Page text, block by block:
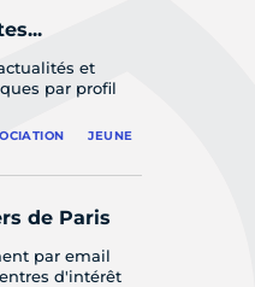
et
par profil
JEUNE
de Paris
par email
d'intérêt